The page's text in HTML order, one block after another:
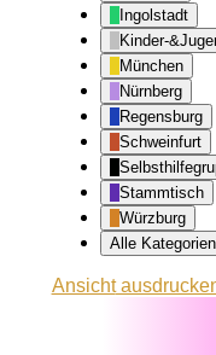
Ingolstadt
Kinder-
München
Nürnberg
Regensburg
Schweinfurt
Stammtisch
Würzburg
Alle Kategorien
Ansicht